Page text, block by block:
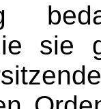
sie